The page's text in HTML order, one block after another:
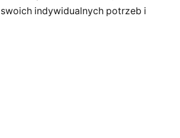
indywidualnych potrzeb i